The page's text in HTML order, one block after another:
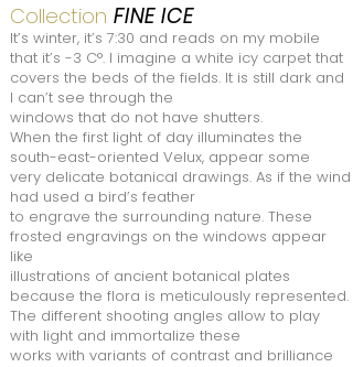
Collection FINE ICE
It’s winter, it’s 7:30 and reads on my mobile
that it’s -3 C°. I imagine a white icy carpet that
covers the beds of the fields. It is still dark and
I can’t see through the
windows that do not have shutters.
When the first light of day illuminates the
south-east-oriented Velux, appear some
very delicate botanical drawings. As if the wind
had used a bird’s feather
to engrave the surrounding nature. These
frosted engravings on the windows appear
like
illustrations of ancient botanical plates
because the flora is meticulously represented.
The different shooting angles allow to play
with light and immortalize these
works with variants of contrast and brilliance